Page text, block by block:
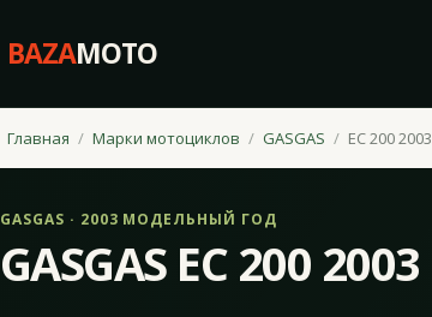
BAZAMOTO
Главная Марки мотоциклов GASGAS EC 200 2003
GASGAS · 2003 МОДЕЛЬНЫЙ ГОД
GASGAS EC 200 2003